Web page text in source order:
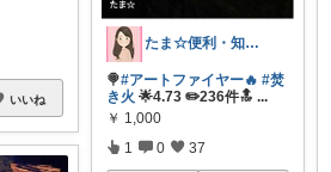
いいね
たま☆便利・知育・ふるさと納税♡
🍭#アートファイヤー🔥 #焚
き火 🌟4.73 ✏️236件🔝...
￥ 1,000
1 0 37